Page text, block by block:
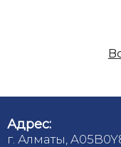
Адрес:
г. Алматы,